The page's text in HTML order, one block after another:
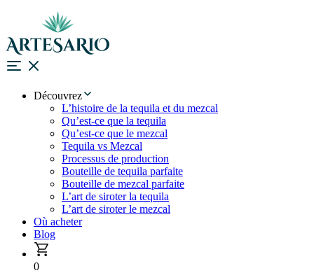
Découvrez
L’histoire de la tequila et du mezcal
Qu’est-ce que la tequila
Qu’est-ce que le mezcal
Tequila vs Mezcal
Processus de production
Bouteille de tequila parfaite
Bouteille de mezcal parfaite
L’art de siroter la tequila
L’art de siroter le mezcal
Où acheter
Blog
0